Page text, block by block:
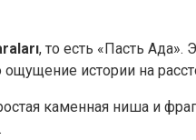
, то есть «Пасть
истории на
каменная ниша и